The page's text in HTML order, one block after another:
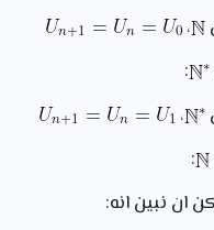
،
:
،
:
ان نبين انه: